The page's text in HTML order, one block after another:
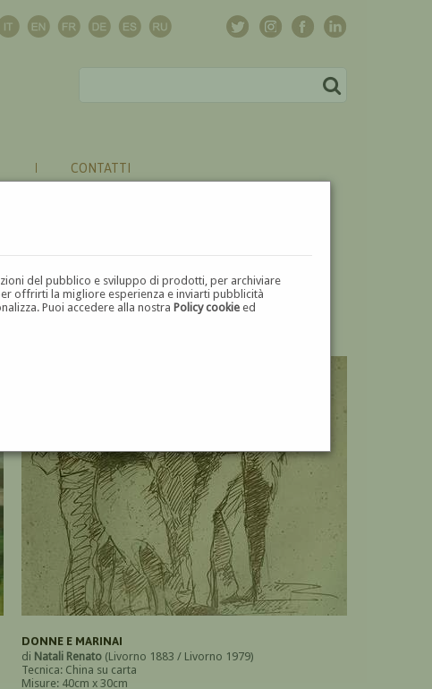
del pubblico e sviluppo di prodotti, per archiviare
offrirti la migliore esperienza e inviarti pubblicità
Puoi accedere alla nostraPolicy cookie ed
CONTATTI
U V W X Y Z ⬅
DONNE E MARINAI
di Natali Renato (Livorno 1883 / Livorno 1979)
Tecnica: China su carta
Misure: 40cm x 30cm